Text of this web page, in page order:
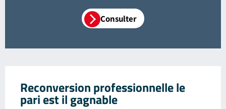
Consulter
Reconversion professionnelle le
pari est il gagnable